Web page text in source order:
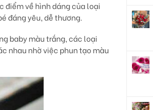
điểm về hình dáng của loại
đáng yêu, dễ thương.
baby màu trắng, các loại
nhau nhờ việc phun tạo màu